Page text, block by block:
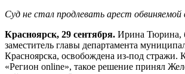
Суд не стал продлевать арест обвиняемой
Красноярск, 29 сентября. Ирина Тюрина,
заместитель главы департамента
Красноярска, освобождена из-под стражи.
«Регион online», такое решение принял